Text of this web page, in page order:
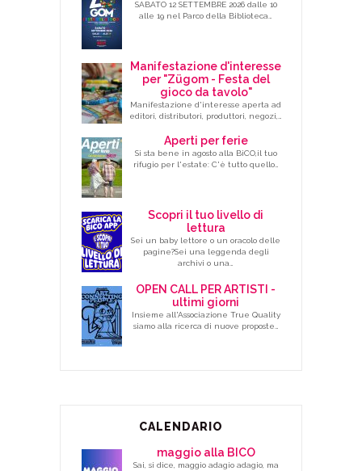
SABATO 12 SETTEMBRE 2026 dalle 10
alle 19 nel Parco della Biblioteca…
Manifestazione d'interesse
per "Zügom - Festa del
gioco da tavolo"
Manifestazione d'interesse aperta ad
editori, distributori, produttori, negozi,…
Aperti per ferie
Si sta bene in agosto alla BiCO,il tuo
rifugio per l'estate: C'è tutto quello…
Scopri il tuo livello di
lettura
Sei un baby lettore o un oracolo delle
pagine?Sei una leggenda degli
archivi o una…
OPEN CALL PER ARTISTI -
ultimi giorni
Insieme all'Associazione True Quality
siamo alla ricerca di nuove proposte…
CALENDARIO
maggio alla BICO
Sai, si dice, maggio adagio adagio, ma